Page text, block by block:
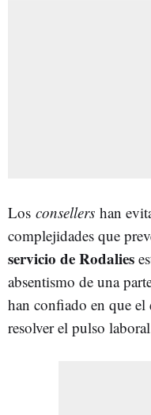
Los consellers han
complejidades que
servicio de Rodalies
absentismo de una
han confiado en que
resolver el pulso